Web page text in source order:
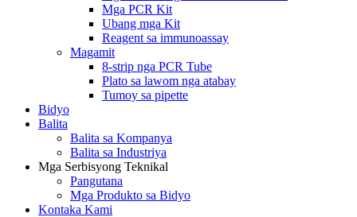
Mga PCR Kit
Ubang mga Kit
Reagent sa immunoassay
Magamit
8-strip nga PCR Tube
Plato sa lawom nga atabay
Tumoy sa pipette
Bidyo
Balita
Balita sa Kompanya
Balita sa Industriya
Mga Serbisyong Teknikal
Pangutana
Mga Produkto sa Bidyo
Kontaka Kami